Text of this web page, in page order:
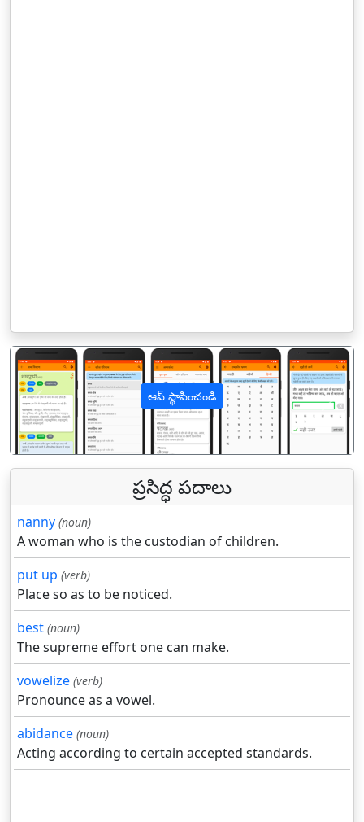
ఆప్ స్థాపించండి
पिछला
ప్రసిద్ధ పదాలు
nanny (noun)
A woman who is the custodian of children.
put up (verb)
Place so as to be noticed.
best (noun)
The supreme effort one can make.
vowelize (verb)
Pronounce as a vowel.
abidance (noun)
Acting according to certain accepted standards.